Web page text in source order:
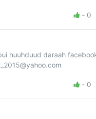
- 0
huuhduud daraah
- 0